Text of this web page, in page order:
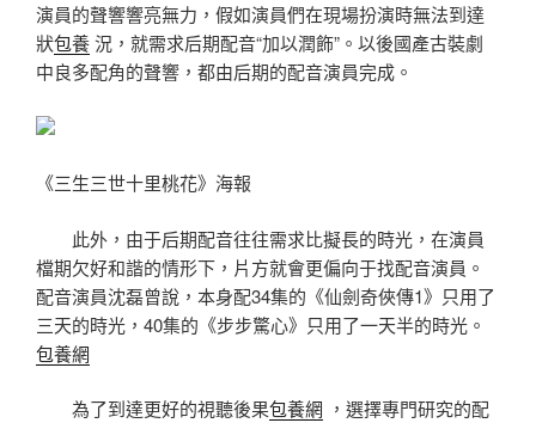
演員的聲響響亮無力，假如演員們在現場扮演時無法到達
狀包養況，就需求后期配音“加以潤飾”。以後國產古裝劇
中良多配角的聲響，都由后期的配音演員完成。
《三生三世十里桃花》海報
此外，由于后期配音往往需求比擬長的時光，在演員
檔期欠好和諧的情形下，片方就會更偏向于找配音演員。
配音演員沈磊曾說，本身配34集的《仙劍奇俠傳1》只用了
三天的時光，40集的《步步驚心》只用了一天半的時光。
包養網
為了到達更好的視聽後果包養網 ，選擇專門研究的配